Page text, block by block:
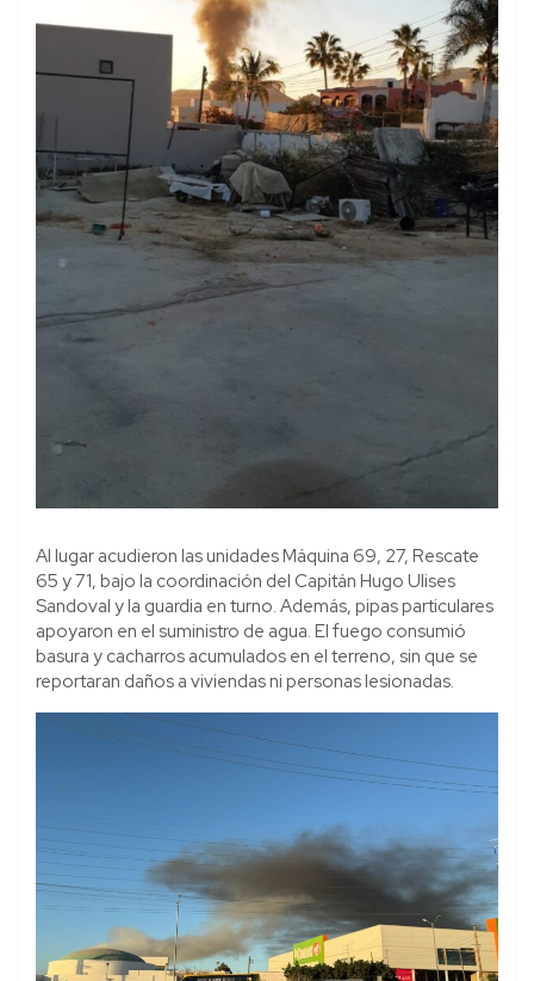
Al lugar acudieron las unidades Máquina 69, 27, Rescate
65 y 71, bajo la coordinación del Capitán Hugo Ulises
Sandoval y la guardia en turno. Además, pipas particulares
apoyaron en el suministro de agua. El fuego consumió
basura y cacharros acumulados en el terreno, sin que se
reportaran daños a viviendas ni personas lesionadas.